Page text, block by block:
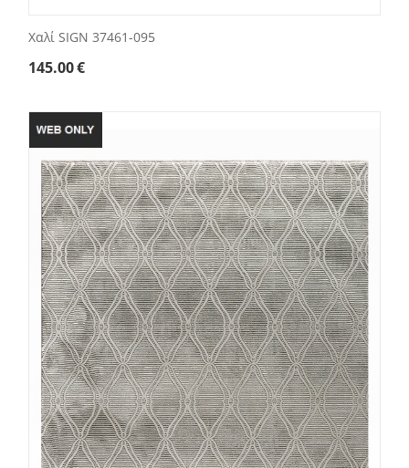
Χαλί SIGN 37461-095
145.00€